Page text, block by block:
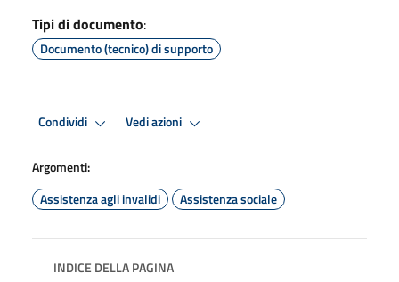
Tipi di documento:
Documento (tecnico) di supporto
Condividi Vedi azioni
Argomenti:
Assistenza agli invalidi
Assistenza sociale
INDICE DELLA PAGINA